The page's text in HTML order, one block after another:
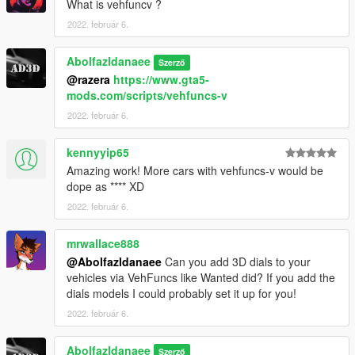
open the file with any text editor, add the following line to the
dlcpacks:\512TR\
3. Import "dlclist.xml" again to the path mentioned above using
4. Done, use any trainer to spawn the car
car spawn name : 512TR
==============================================
Visit my Discord for information on new cars >>
What is vehfuncv ?
2022. február 6.
Abolfazldanaee Szerző
@razera https://www.gta5-
mods.com/scripts/vehfuncs-v
2022. február 6.
kennyyip65
Amazing work! More cars with vehfuncs-v would be
dope as **** XD
2022. február 6.
mrwallace888
@Abolfazldanaee Can you add 3D dials to your
vehicles via VehFuncs like Wanted did? If you add the
dials models I could probably set it up for you!
2022. február 6.
Abolfazldanaee Szerző